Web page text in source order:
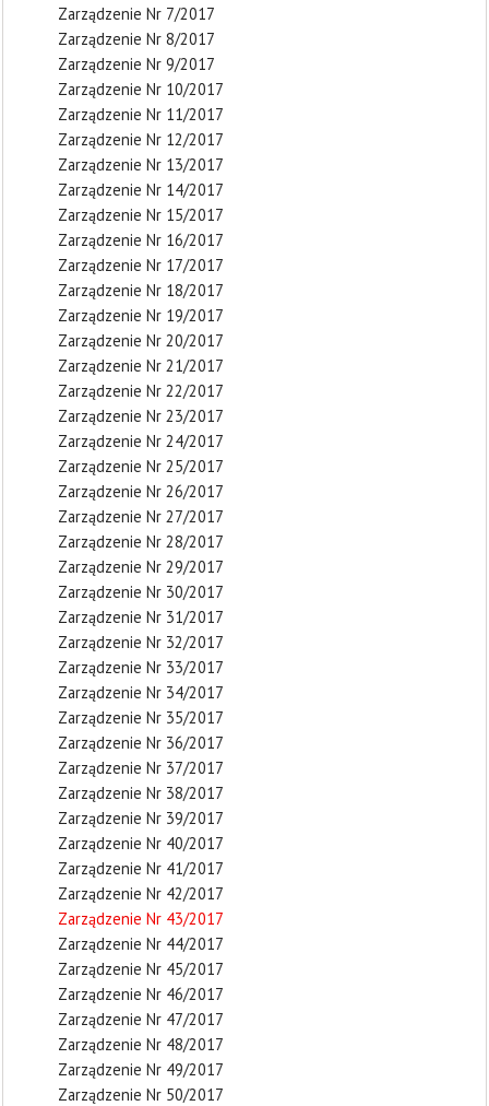
Zarządzenie Nr 7/2017
Zarządzenie Nr 8/2017
Zarządzenie Nr 9/2017
Zarządzenie Nr 10/2017
Zarządzenie Nr 11/2017
Zarządzenie Nr 12/2017
Zarządzenie Nr 13/2017
Zarządzenie Nr 14/2017
Zarządzenie Nr 15/2017
Zarządzenie Nr 16/2017
Zarządzenie Nr 17/2017
Zarządzenie Nr 18/2017
Zarządzenie Nr 19/2017
Zarządzenie Nr 20/2017
Zarządzenie Nr 21/2017
Zarządzenie Nr 22/2017
Zarządzenie Nr 23/2017
Zarządzenie Nr 24/2017
Zarządzenie Nr 25/2017
Zarządzenie Nr 26/2017
Zarządzenie Nr 27/2017
Zarządzenie Nr 28/2017
Zarządzenie Nr 29/2017
Zarządzenie Nr 30/2017
Zarządzenie Nr 31/2017
Zarządzenie Nr 32/2017
Zarządzenie Nr 33/2017
Zarządzenie Nr 34/2017
Zarządzenie Nr 35/2017
Zarządzenie Nr 36/2017
Zarządzenie Nr 37/2017
Zarządzenie Nr 38/2017
Zarządzenie Nr 39/2017
Zarządzenie Nr 40/2017
Zarządzenie Nr 41/2017
Zarządzenie Nr 42/2017
Zarządzenie Nr 43/2017
Zarządzenie Nr 44/2017
Zarządzenie Nr 45/2017
Zarządzenie Nr 46/2017
Zarządzenie Nr 47/2017
Zarządzenie Nr 48/2017
Zarządzenie Nr 49/2017
Zarządzenie Nr 50/2017